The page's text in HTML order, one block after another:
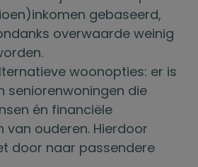
gebaseerd,
overwaarde weinig
woonopties: er is
seniorenwoningen die
én financiële
van ouderen. Hierdoor
door naar passendere